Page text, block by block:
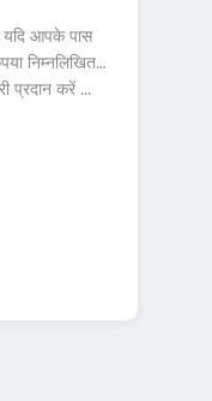
यदि आपके पास
निम्नलिखित
प्रदान करें ...